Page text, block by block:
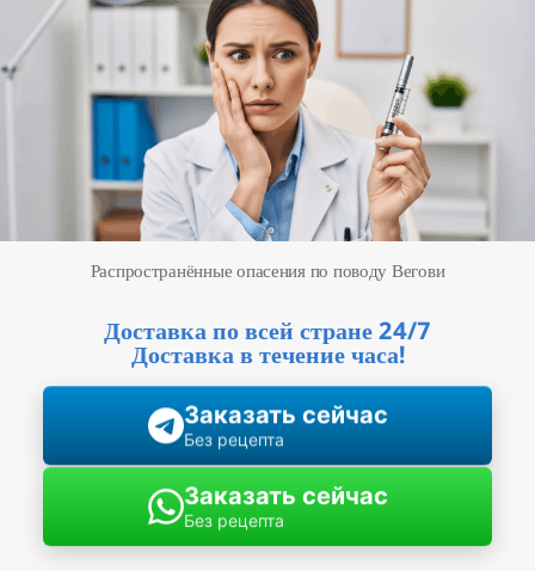
Распространённые опасения по поводу Вегови
Доставка по всей стране 24/7
Доставка в течение часа!
Заказать сейчас
Без рецепта
Заказать сейчас
Без рецепта